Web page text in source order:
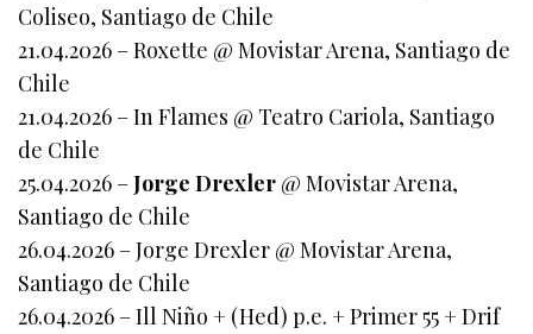
Coliseo, Santiago de Chile
21.04.2026 – Roxette @ Movistar Arena, Santiago de
Chile
21.04.2026 – In Flames @ Teatro Cariola, Santiago
de Chile
25.04.2026 –Jorge Drexler @ Movistar Arena,
Santiago de Chile
26.04.2026 – Jorge Drexler @ Movistar Arena,
Santiago de Chile
26.04.2026 – Ill Niño + (Hed) p.e. + Primer 55 + Drif